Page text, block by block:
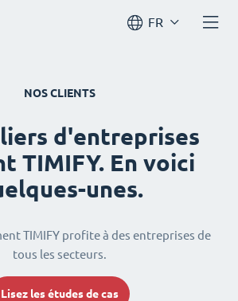
FR
NOS CLIENTS
d'entreprises
TIMIFY. En voici
unes.
TIMIFY profite à des entreprises de
tous les secteurs.
Lisez les études de cas